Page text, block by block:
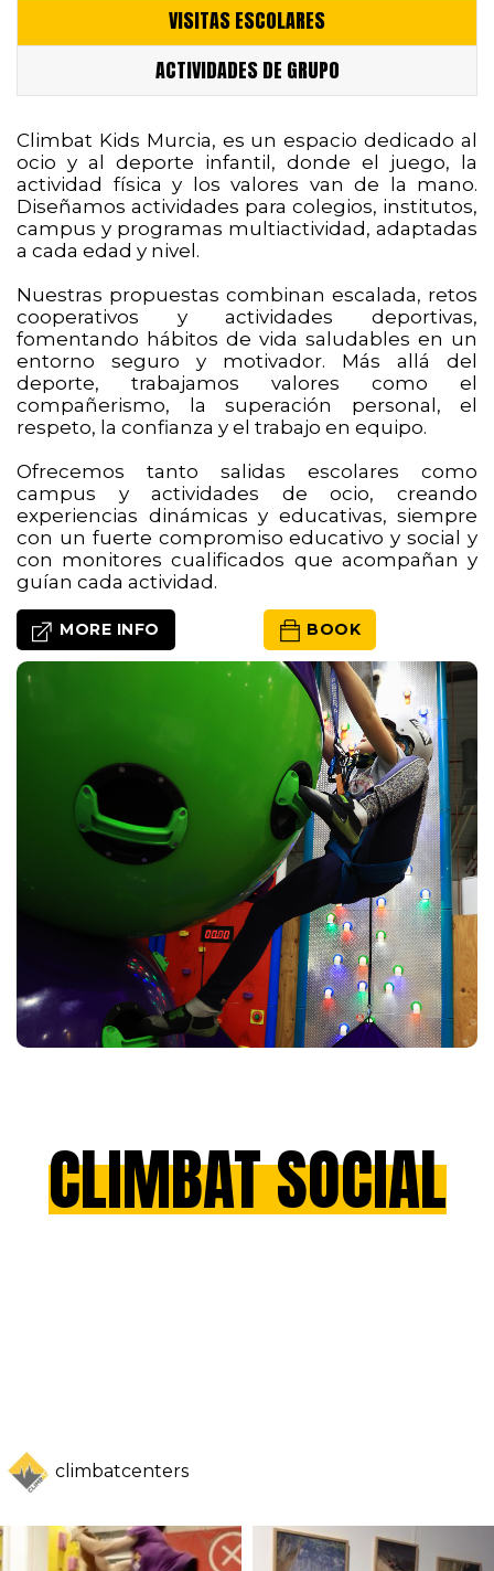
VISITAS ESCOLARES
ACTIVIDADES DE GRUPO
Climbat Kids Murcia, es un espacio dedicado al
ocio y al deporte infantil, donde el juego, la
actividad física y los valores van de la mano.
Diseñamos actividades para colegios, institutos,
campus y programas multiactividad, adaptadas
a cada edad y nivel.
Nuestras propuestas combinan escalada, retos
cooperativos y actividades deportivas,
fomentando hábitos de vida saludables en un
entorno seguro y motivador. Más allá del
deporte, trabajamos valores como el
compañerismo, la superación personal, el
respeto, la confianza y el trabajo en equipo.
Ofrecemos tanto salidas escolares como
campus y actividades de ocio, creando
experiencias dinámicas y educativas, siempre
con un fuerte compromiso educativo y social y
con monitores cualificados que acompañan y
guían cada actividad.
MORE INFO BOOK
CLIMBAT SOCIAL
climbatcenters